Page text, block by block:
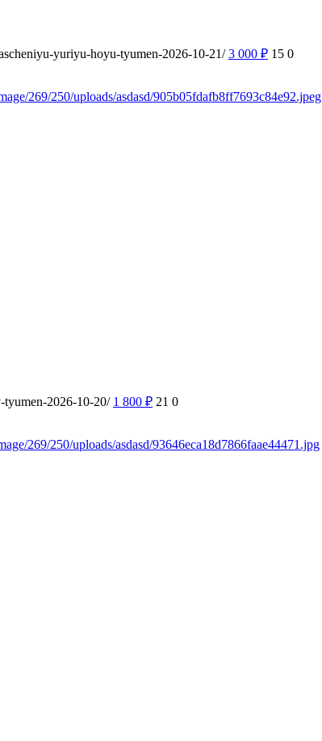
yuriyu-hoyu-tyumen-2026-10-21/ 3 000 ₽ 15 0
269/250/uploads/asdasd/905b05fdafb8ff7693c84e92.jpeg
tyumen-2026-10-20/ 1 800 ₽ 21 0
269/250/uploads/asdasd/93646eca18d7866faae44471.jpg